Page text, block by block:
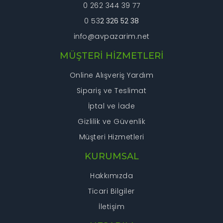
Gönder
0 262 344 39 77
0 532 326 52 38
info@avpazarim.net
MÜŞTERİ HİZMETLERİ
Online Alışveriş Yardım
Sipariş ve Teslimat
İptal ve İade
Gizlilik ve Güvenlik
Müşteri Hizmetleri
KURUMSAL
Hakkımızda
Ticari Bilgiler
İletişim